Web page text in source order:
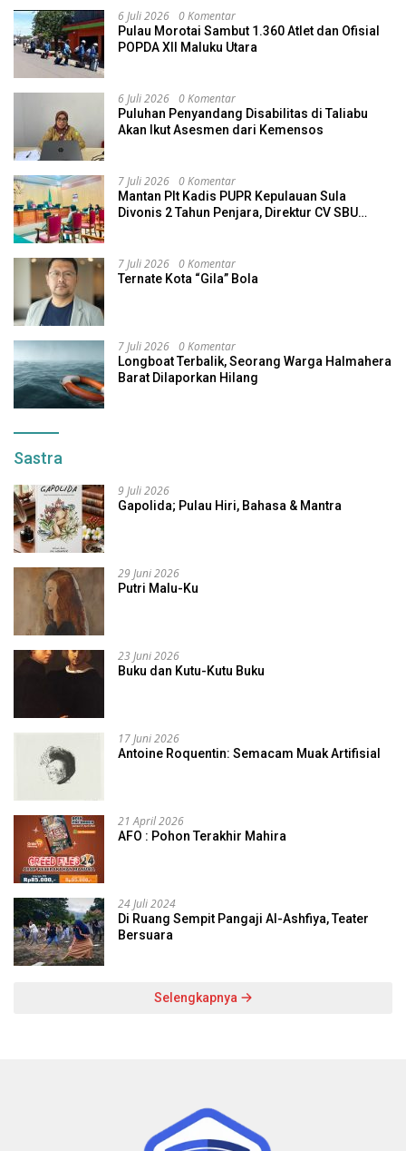
6 Juli 2026 0 Komentar
Pulau Morotai Sambut 1.360 Atlet dan Ofisial
POPDA XII Maluku Utara
6 Juli 2026 0 Komentar
Puluhan Penyandang Disabilitas di Taliabu
Akan Ikut Asesmen dari Kemensos
7 Juli 2026 0 Komentar
Mantan Plt Kadis PUPR Kepulauan Sula
Divonis 2 Tahun Penjara, Direktur CV SBU
7 Juli 2026 0 Komentar
Ternate Kota “Gila” Bola
7 Juli 2026 0 Komentar
Longboat Terbalik, Seorang Warga Halmahera
Barat Dilaporkan Hilang
Sastra
9 Juli 2026
Gapolida; Pulau Hiri, Bahasa & Mantra
29 Juni 2026
Putri Malu-Ku
23 Juni 2026
Buku dan Kutu-Kutu Buku
17 Juni 2026
Antoine Roquentin: Semacam Muak Artifisial
21 April 2026
AFO : Pohon Terakhir Mahira
24 Juli 2024
Di Ruang Sempit Pangaji Al-Ashfiya, Teater
Bersuara
Selengkapnya